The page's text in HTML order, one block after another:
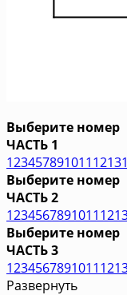
Выберите номер
ЧАСТЬ 1
1234578910111213
Выберите номер
ЧАСТЬ 2
123456789101112
Выберите номер
ЧАСТЬ 3
123456789101112
Развернуть